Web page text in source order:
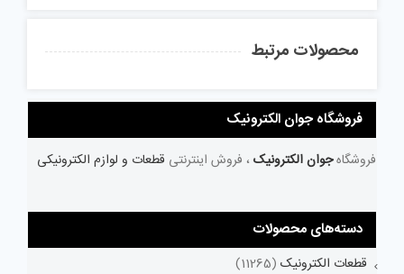
محصولات مرتبط
فروشگاه جوان الکترونیک
فروشگاهجوان الکترونیک ، فروش اینترنتی قطعات و لوازم الکترونیکی
دسته‌های محصولات
قطعات الکترونیک (11265)